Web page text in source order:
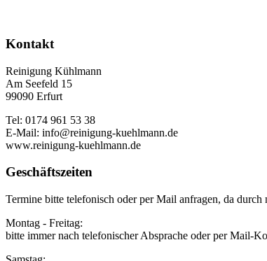
Kontakt
Reinigung Kühlmann
Am Seefeld 15
99090 Erfurt
Tel: 0174 961 53 38
E-Mail: info@reinigung-kuehlmann.de
www.reinigung-kuehlmann.de
Geschäftszeiten
Termine bitte telefonisch oder per Mail anfragen, da
Montag - Freitag:
bitte immer nach telefonischer Absprache oder per Mail-